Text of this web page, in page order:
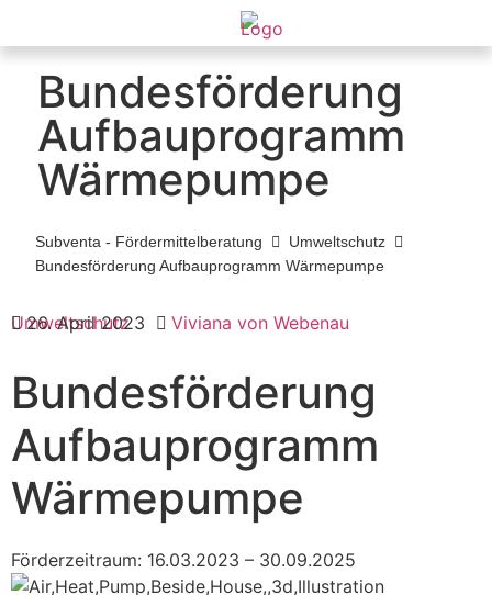
Bundesförderung
Aufbauprogramm
Wärmepumpe
Subventa ‐ Fördermittelberatung
Umweltschutz
Bundesförderung Aufbauprogramm Wärmepumpe
Umweltschutz
26. April 2023 Viviana von Webenau
Bundesförderung
Aufbauprogramm
Wärmepumpe
Förderzeitraum: 16.03.2023 – 30.09.2025